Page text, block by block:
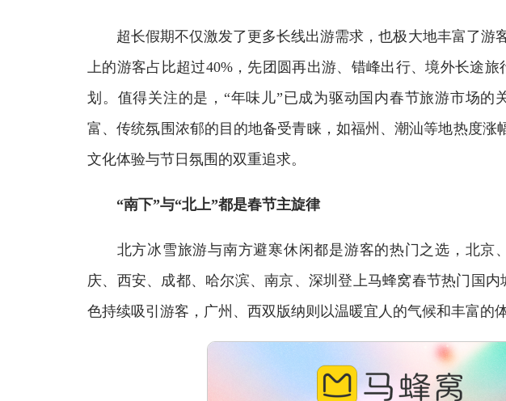
超长假期不仅激发了更多长线出游需求，也极大地丰富了游
上的游客占比超过40%，先团圆再出游、错峰出行、境外长途
划。值得关注的是，“年味儿”已成为驱动国内春节旅游市场的
富、传统氛围浓郁的目的地备受青睐，如福州、潮汕等地热度涨
文化体验与节日氛围的双重追求。
“南下”与“北上”都是春节主旋律
北方冰雪旅游与南方避寒休闲都是游客的热门之选，北京
庆、西安、成都、哈尔滨、南京、深圳登上马蜂窝春节热门国
色持续吸引游客，广州、西双版纳则以温暖宜人的气候和丰富的